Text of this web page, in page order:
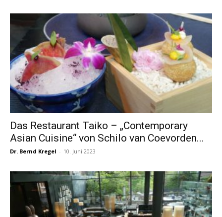
Das Restaurant Taiko – „Contemporary
Asian Cuisine“ von Schilo van Coevorden...
Dr. Bernd Kregel - 10. Juni 2023